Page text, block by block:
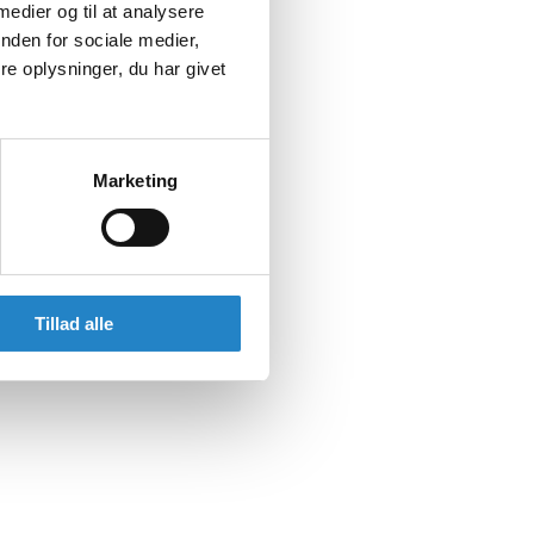
og til at analysere
for sociale medier,
oplysninger, du har givet
Marketing
Tillad alle